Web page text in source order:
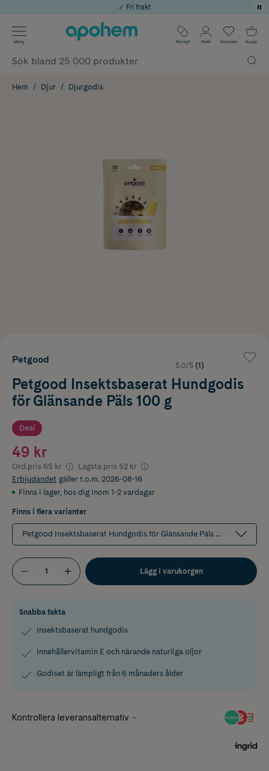
Årets Butik 2025 inom Skönhet
Använd kod: SOMMAR20 för 20% över 649kr
✓ Fri frakt
✓ Poäng på alla köp*
Meny Recept Profil Favoriter Kassa
Hem Djur Djurgodis
Petgood
5.0/5 (1)
Petgood Insektsbaserat Hundgodis
för Glänsande Päls 100 g
Deal
49 kr
Ord.pris 65 kr Lägsta pris 52 kr
Erbjudandet gäller t.o.m. 2026-08-16
Finns i lager, hos dig inom 1-2 vardagar
Finns i flera varianter
Petgood Insektsbaserat Hundgodis för Glänsande Päls 100 g
Lägg i varukorgen
Snabba fakta
Insektsbaserat hundgodis
Innehållervitamin E och närande naturliga oljor
Godiset är lämpligt från 6 månaders ålder